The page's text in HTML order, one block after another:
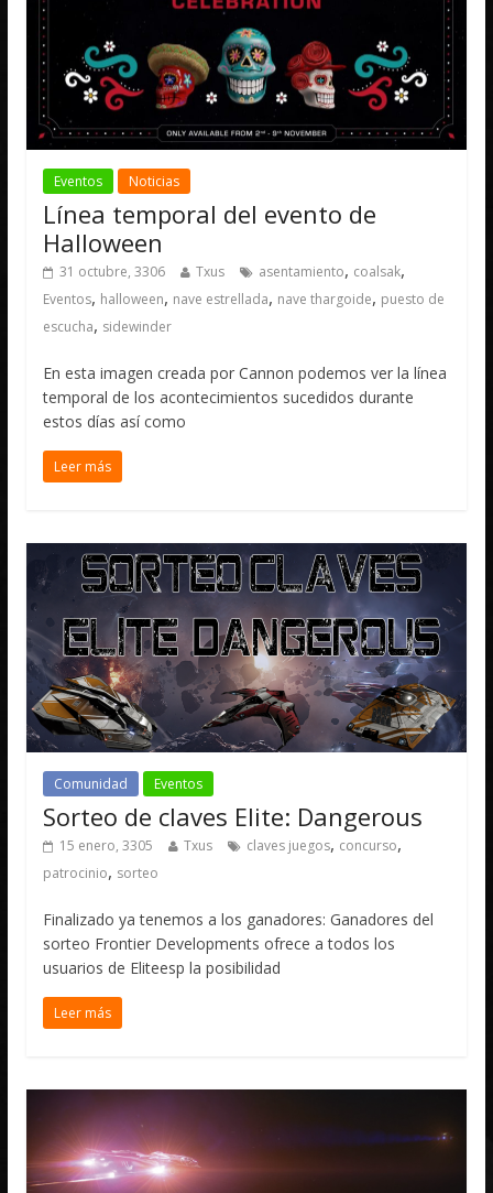
Eventos Noticias
Línea temporal del evento de
Halloween
31 octubre, 3306 Txus asentamiento, coalsak,
Eventos, halloween, nave estrellada, nave thargoide, puesto de
escucha, sidewinder
En esta imagen creada por Cannon podemos ver la línea
temporal de los acontecimientos sucedidos durante
estos días así como
Leer más
Comunidad Eventos
Sorteo de claves Elite: Dangerous
15 enero, 3305 Txus claves juegos, concurso,
patrocinio, sorteo
Finalizado ya tenemos a los ganadores: Ganadores del
sorteo Frontier Developments ofrece a todos los
usuarios de Eliteesp la posibilidad
Leer más